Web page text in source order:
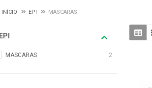
INÍCIO EPI MASCARAS
EPI
MASCARAS 2